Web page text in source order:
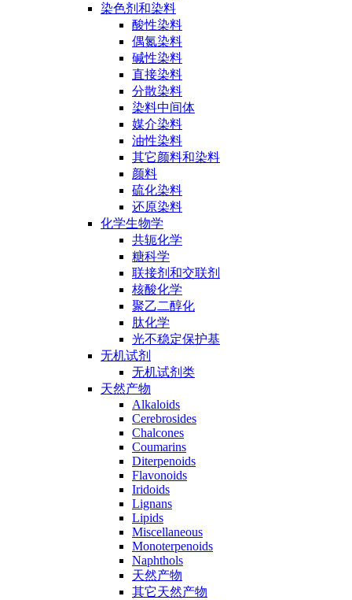
染色剂和染料
酸性染料
偶氮染料
碱性染料
直接染料
分散染料
染料中间体
媒介染料
油性染料
其它颜料和染料
颜料
硫化染料
还原染料
化学生物学
共轭化学
糖科学
联接剂和交联剂
核酸化学
聚乙二醇化
肽化学
光不稳定保护基
无机试剂
无机试剂类
天然产物
Alkaloids
Cerebrosides
Chalcones
Coumarins
Diterpenoids
Flavonoids
Iridoids
Lignans
Lipids
Miscellaneous
Monoterpenoids
Naphthols
天然产物
其它天然产物